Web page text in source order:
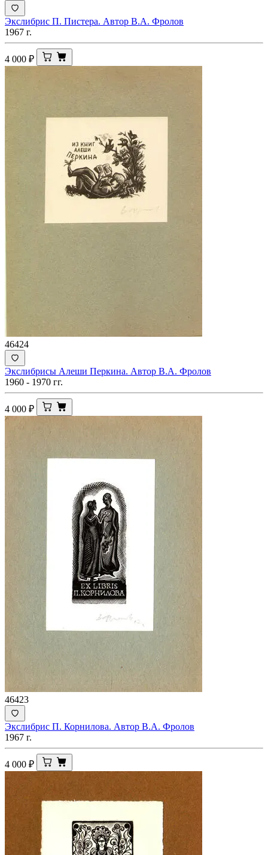
Экслибрис П. Пистера. Автор В.А. Фролов
1967 г.
4 000 ₽
46424
Экслибрисы Алеши Перкина. Автор В.А. Фролов
1960 - 1970 гг.
4 000 ₽
46423
Экслибрис П. Корнилова. Автор В.А. Фролов
1967 г.
4 000 ₽